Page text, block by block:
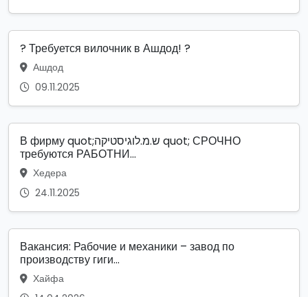
? Требуется вилочник в Ашдод! ?
Ашдод
09.11.2025
В фирму quot;ש.מ.לוגיסטיקה quot; СРОЧНО
требуются РАБОТНИ...
Хедера
24.11.2025
Вакансия: Рабочие и механики – завод по
производству гиги...
Хайфа